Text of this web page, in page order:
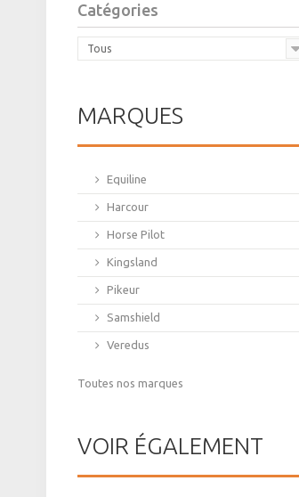
Catégories
Tous
MARQUES
Equiline
Harcour
Horse Pilot
Kingsland
Pikeur
Samshield
Veredus
Toutes nos marques
VOIR ÉGALEMENT